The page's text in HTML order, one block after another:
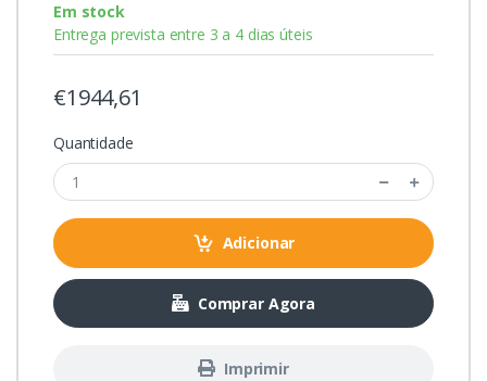
Em stock
Entrega prevista entre 3 a 4 dias úteis
€1944,61
Quantidade
Adicionar
Comprar Agora
Imprimir